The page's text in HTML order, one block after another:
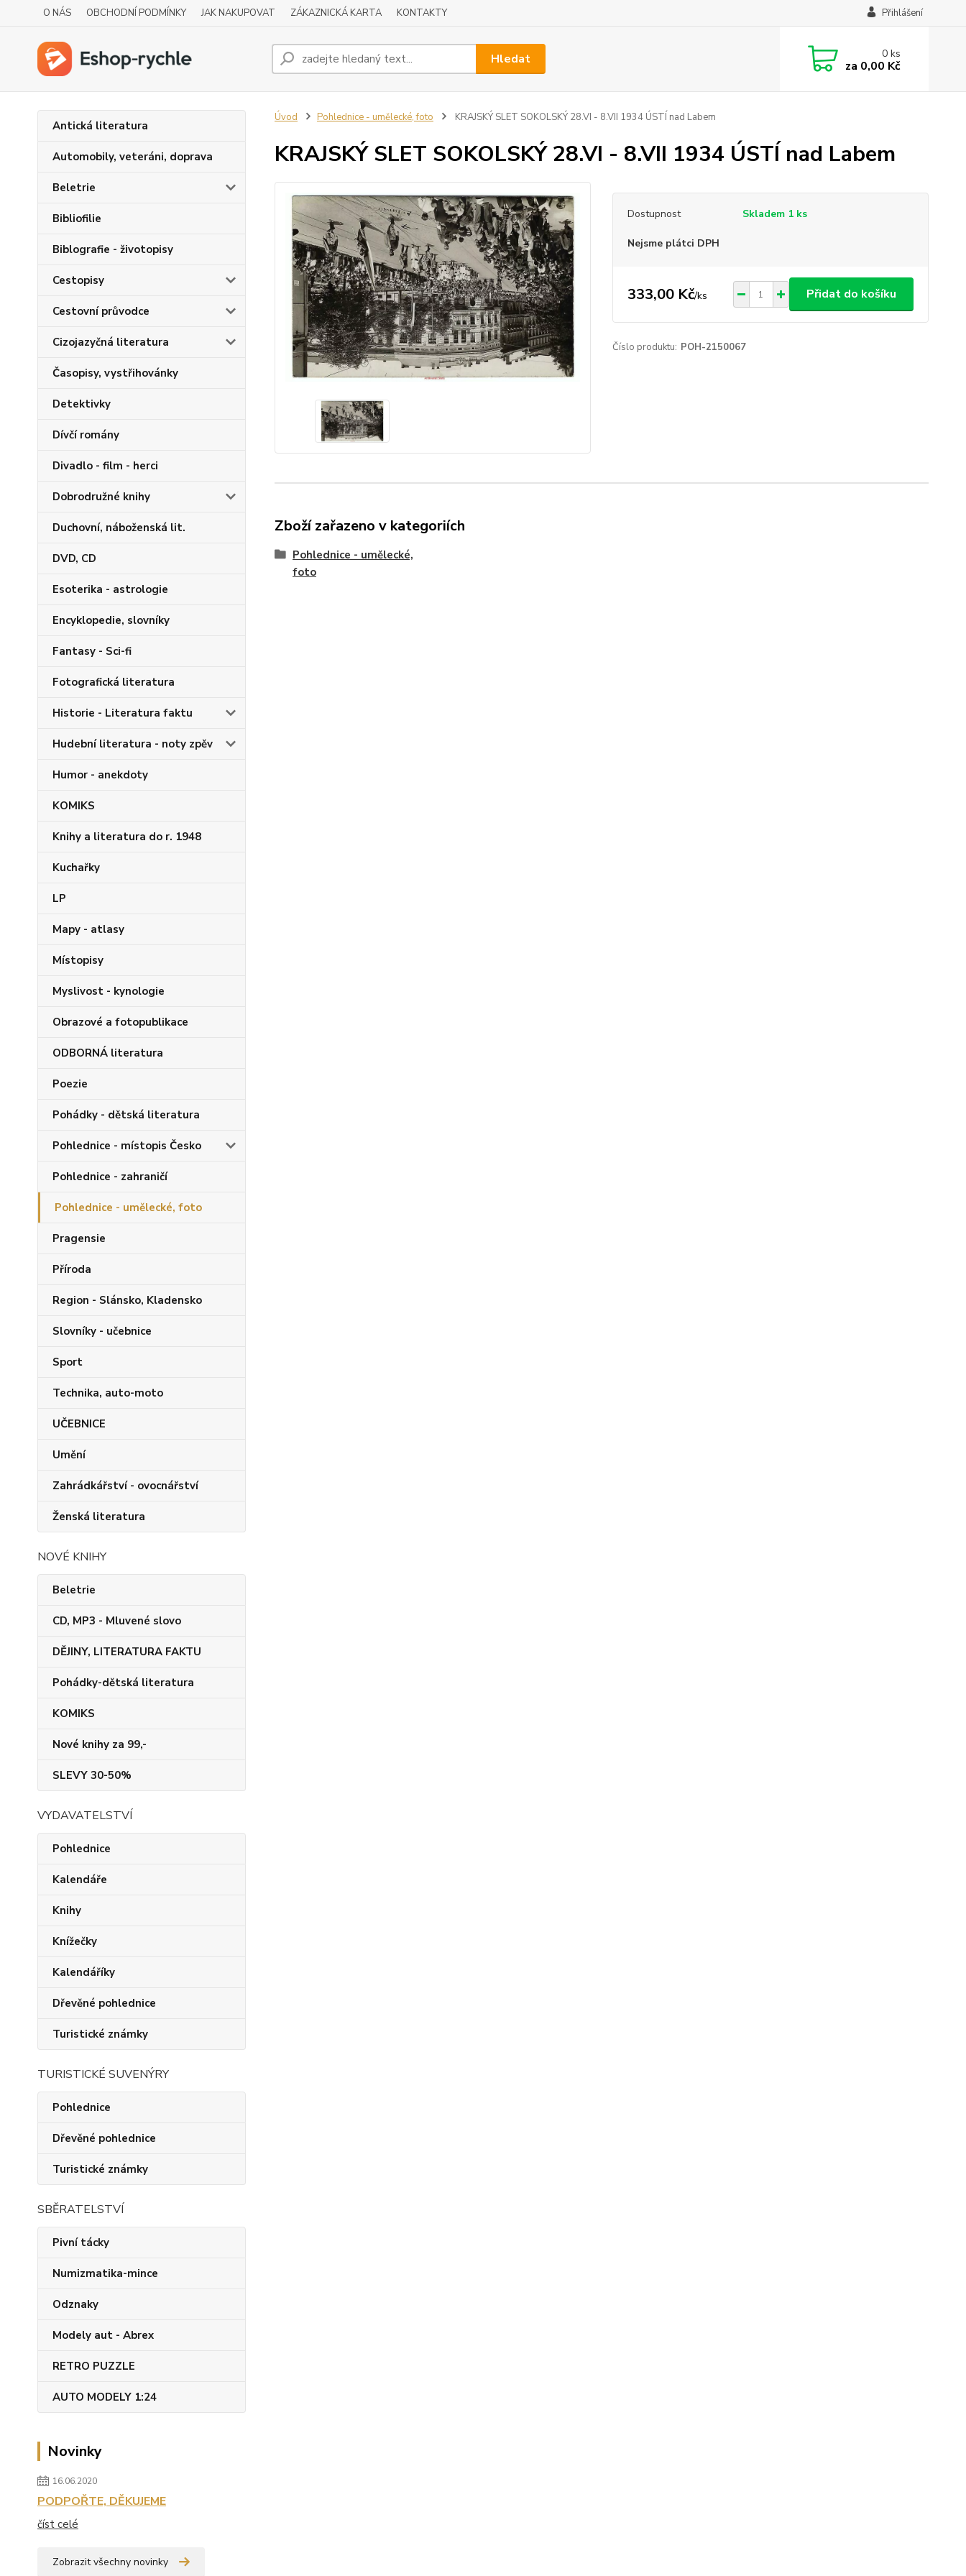
O NÁS OBCHODNÍ PODMÍNKY JAK NAKUPOVAT ZÁKAZNICKÁ KARTA KONTAKTY Přihlášení
Hledat 0ks
za 0,00 Kč
Antická literatura
Automobily, veteráni, doprava
Beletrie
Bibliofilie
Biblografie - životopisy
Cestopisy
Cestovní průvodce
Cizojazyčná literatura
Časopisy, vystřihovánky
Detektivky
Dívčí romány
Divadlo - film - herci
Dobrodružné knihy
Duchovní, náboženská lit.
DVD, CD
Esoterika - astrologie
Encyklopedie, slovníky
Fantasy - Sci-fi
Fotografická literatura
Historie - Literatura faktu
Hudební literatura - noty zpěv
Humor - anekdoty
KOMIKS
Knihy a literatura do r. 1948
Kuchařky
LP
Mapy - atlasy
Místopisy
Myslivost - kynologie
Obrazové a fotopublikace
ODBORNÁ literatura
Poezie
Pohádky - dětská literatura
Pohlednice - místopis Česko
Pohlednice - zahraničí
Pohlednice - umělecké, foto
Pragensie
Příroda
Region - Slánsko, Kladensko
Slovníky - učebnice
Sport
Technika, auto-moto
UČEBNICE
Umění
Zahrádkářství - ovocnářství
Ženská literatura
NOVÉ KNIHY
Beletrie
CD, MP3 - Mluvené slovo
DĚJINY, LITERATURA FAKTU
Pohádky-dětská literatura
KOMIKS
Nové knihy za 99,-
SLEVY 30-50%
VYDAVATELSTVÍ
Pohlednice
Kalendáře
Knihy
Knížečky
Kalendáříky
Dřevěné pohlednice
Turistické známky
TURISTICKÉ SUVENÝRY
Pohlednice
Dřevěné pohlednice
Turistické známky
SBĚRATELSTVÍ
Pivní tácky
Numizmatika-mince
Odznaky
Modely aut - Abrex
RETRO PUZZLE
AUTO MODELY 1:24
Novinky
16.06.2020
PODPOŘTE, DĚKUJEME
číst celé
Zobrazit všechny novinky
Úvod Pohlednice - umělecké, foto KRAJSKÝ SLET SOKOLSKÝ 28.VI - 8.VII 1934 ÚSTÍ nad Labem
KRAJSKÝ SLET SOKOLSKÝ 28.VI - 8.VII 1934 ÚSTÍ nad Labem
Dostupnost Skladem 1 ks
Nejsme plátci DPH
333,00 Kč/ks Přidat do košíku
Číslo produktu: POH-2150067
Zboží zařazeno v kategoriích
Pohlednice - umělecké,
foto